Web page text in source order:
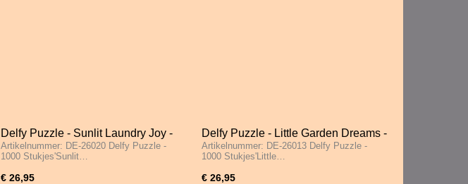
Delfy Puzzle - Sunlit Laundry Joy -
1000 Stukjes
Artikelnummer: DE-26020 Delfy Puzzle -
1000 Stukjes'Sunlit…
€ 26,95
Delfy Puzzle - Little Garden Dreams -
1000 Stukjes
Artikelnummer: DE-26013 Delfy Puzzle -
1000 Stukjes'Little…
€ 26,95